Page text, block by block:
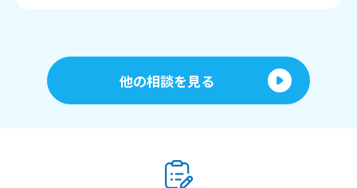
他の相談を見る